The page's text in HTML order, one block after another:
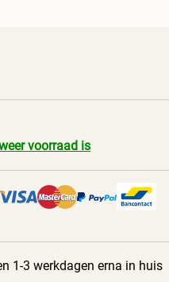
voorraad is
1-3 werkdagen erna in huis